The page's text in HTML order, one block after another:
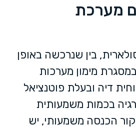
מערכת
בין שנרכשה באופן
מימון מערכות
דיה ובעלת פוטנציאל
בכמות משמעותית
הכנסה משמעותי, יש